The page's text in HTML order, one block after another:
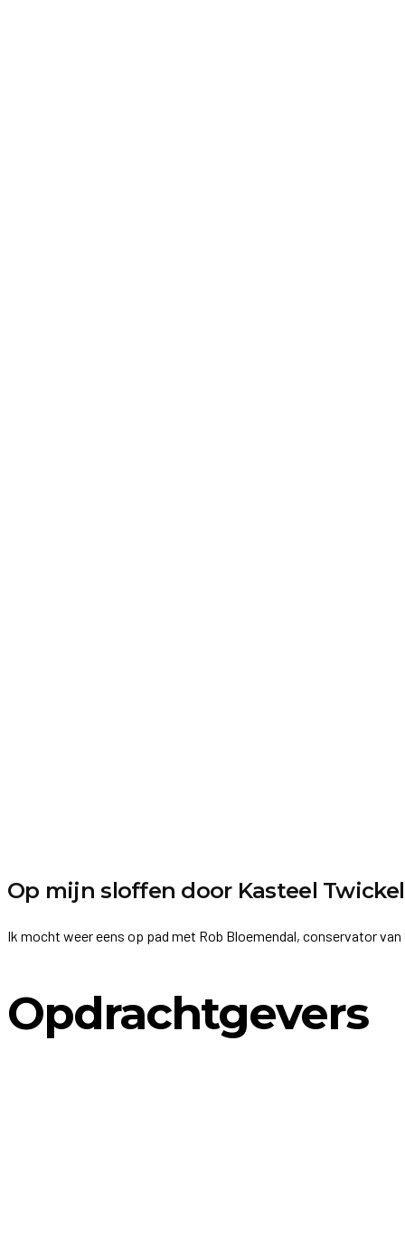
Op mijn sloffen door Kasteel Twickel
Ik mocht weer eens op pad met Rob Bloemendal, conservator
Opdrachtgevers